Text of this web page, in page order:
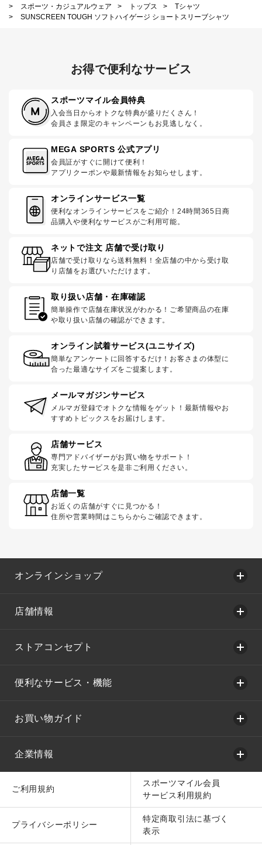
>
スポーツ・カジュアルウェア > トップス >
Tシャツ
>
SUNSCREEN TOUGH ソフトハイゲージ ショートスリーブシャツ
お得で便利なサービス
スポーツマイル会員特典
入会当日からオトクな特典が盛りだくさん！
会員さま限定のキャンペーンもお見逃しなく。
MEGA SPORTS 公式アプリ
会員証がすぐに開けて便利！
アプリクーポンや最新情報をお知らせします。
オンラインサービス一覧
便利なオンラインサービスをご紹介！24時間365日商
品購入や便利なサービスがご利用可能。
ネットで注文 店舗で受け取り
店舗で受け取りなら送料無料！全店舗の中から受け取
り店舗をお選びいただけます。
取り扱い店舗・在庫確認
簡単操作で店舗在庫状況がわかる！ご希望商品の在庫
や取り扱い店舗の確認ができます。
オンライン試着サービス(ユニサイズ)
簡単なアンケートに回答するだけ！お客さまの体型に
合った最適なサイズをご提案します。
メールマガジンサービス
メルマガ登録でオトクな情報をゲット！最新情報やお
すすめトピックスをお届けします。
店舗サービス
専門アドバイザーがお買い物をサポート！
充実したサービスを是非ご利用ください。
店舗一覧
お近くの店舗がすぐに見つかる！
住所や営業時間はこちらからご確認できます。
オンラインショップ
店舗情報
ストアコンセプト
便利なサービス・機能
お買い物ガイド
企業情報
ご利用規約
スポーツマイル会員
サービス利用規約
プライバシーポリシー
特定商取引法に基づく
表示